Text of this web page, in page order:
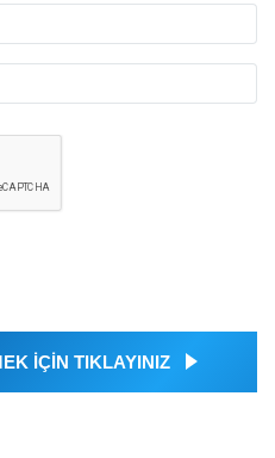
İÇİN TIKLAYINIZ